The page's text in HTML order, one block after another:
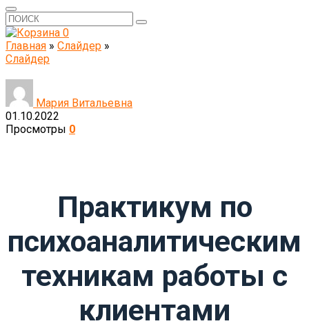
0
Главная » Слайдер »
Слайдер
Мария Витальевна
01.10.2022
Просмотры 0
Практикум по
психоаналитическим
техникам работы с
клиентами